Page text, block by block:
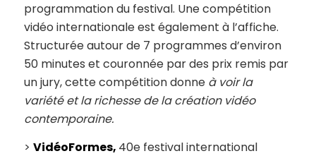
programmation du festival. Une compétition
vidéo internationale est également à l’affiche.
Structurée autour de 7 programmes d’environ
50 minutes et couronnée par des prix remis par
un jury, cette compétition donne à voir la
variété et la richesse de la création vidéo
contemporaine.
> VidéoFormes, 40e festival international